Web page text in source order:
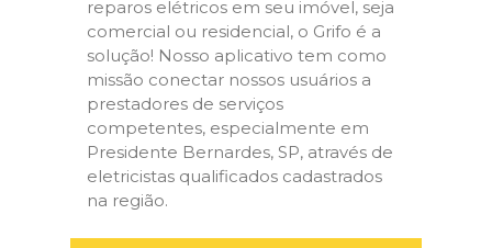
reparos elétricos em seu imóvel, seja
comercial ou residencial, o Grifo é a
solução! Nosso aplicativo tem como
missão conectar nossos usuários a
prestadores de serviços
competentes, especialmente em
Presidente Bernardes, SP, através de
eletricistas qualificados cadastrados
na região.